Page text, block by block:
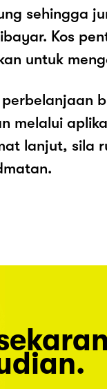
sehingga
Kos
untuk
perbelanjaan
melalui
lanjut, sila